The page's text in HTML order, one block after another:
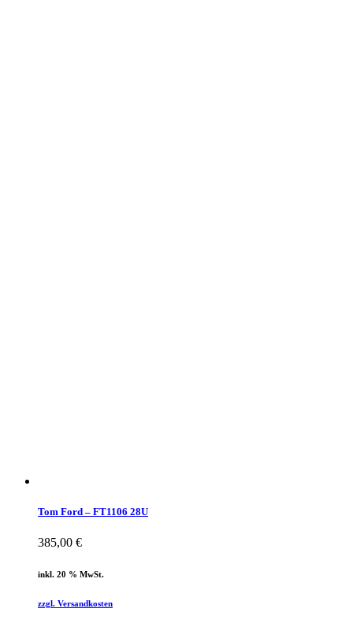
Tom Ford – FT1106 28U
385,00 €
inkl. 20 % MwSt.
zzgl. Versandkosten